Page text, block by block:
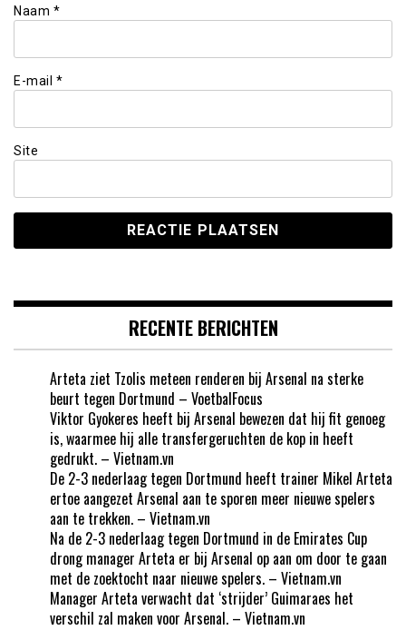
Naam *
E-mail *
Site
RECENTE BERICHTEN
Arteta ziet Tzolis meteen renderen bij Arsenal na sterke
beurt tegen Dortmund – VoetbalFocus
Viktor Gyokeres heeft bij Arsenal bewezen dat hij fit genoeg
is, waarmee hij alle transfergeruchten de kop in heeft
gedrukt. – Vietnam.vn
De 2-3 nederlaag tegen Dortmund heeft trainer Mikel Arteta
ertoe aangezet Arsenal aan te sporen meer nieuwe spelers
aan te trekken. – Vietnam.vn
Na de 2-3 nederlaag tegen Dortmund in de Emirates Cup
drong manager Arteta er bij Arsenal op aan om door te gaan
met de zoektocht naar nieuwe spelers. – Vietnam.vn
Manager Arteta verwacht dat ‘strijder’ Guimaraes het
verschil zal maken voor Arsenal. – Vietnam.vn